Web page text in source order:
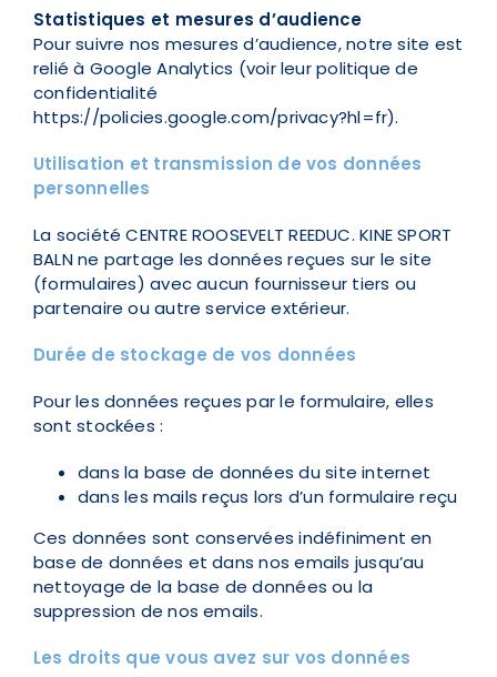
Statistiques et mesures d’audience
Pour suivre nos mesures d’audience, notre site est
relié à Google Analytics (voir leur politique de
confidentialité
https://policies.google.com/privacy?hl=fr).
Utilisation et transmission de vos données
personnelles
La société CENTRE ROOSEVELT REEDUC. KINE SPORT
BALN ne partage les données reçues sur le site
(formulaires) avec aucun fournisseur tiers ou
partenaire ou autre service extérieur.
Durée de stockage de vos données
Pour les données reçues par le formulaire, elles
sont stockées :
dans la base de données du site internet
dans les mails reçus lors d’un formulaire reçu
Ces données sont conservées indéfiniment en
base de données et dans nos emails jusqu’au
nettoyage de la base de données ou la
suppression de nos emails.
Les droits que vous avez sur vos données